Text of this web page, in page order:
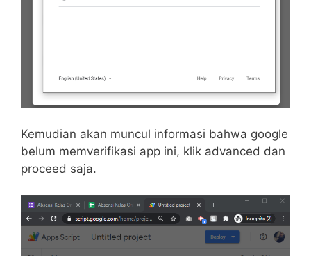
Kemudian akan muncul informasi bahwa google
belum memverifikasi app ini, klik advanced dan
proceed saja.